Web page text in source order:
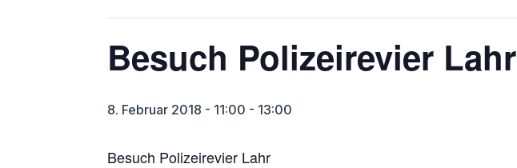
Besuch Polizeirevier Lahr
8. Februar 2018 - 11:00 - 13:00
Besuch Polizeirevier Lahr